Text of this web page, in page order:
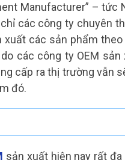
Manufacturer” – tức
các công ty chuyên
xuất các sản phẩm
các công ty OEM
cấp ra thị trường vẫn
đó.
sản xuất hiện nay rất